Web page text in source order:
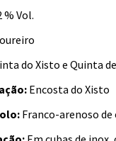
% Vol.
do Xisto e Quinta
Encosta do Xisto
Franco-arenoso